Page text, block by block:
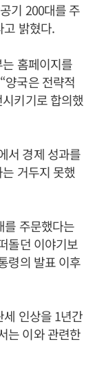
기 200대를 주
고 밝혔다.
홈페이지를
양국은 전략적
키기로 합의했
서 경제 성과를
거두지 못했
를 주문했다는
돌던 이야기보
령의 발표 이후
인상을 1년간
는 이와 관련한